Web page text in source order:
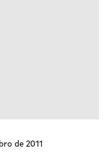
de 2011